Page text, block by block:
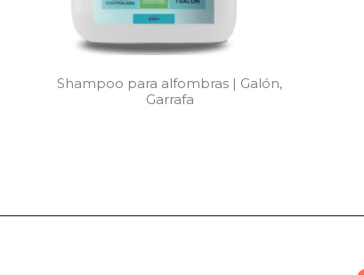
Shampoo para alfombras | Galón,
Garrafa